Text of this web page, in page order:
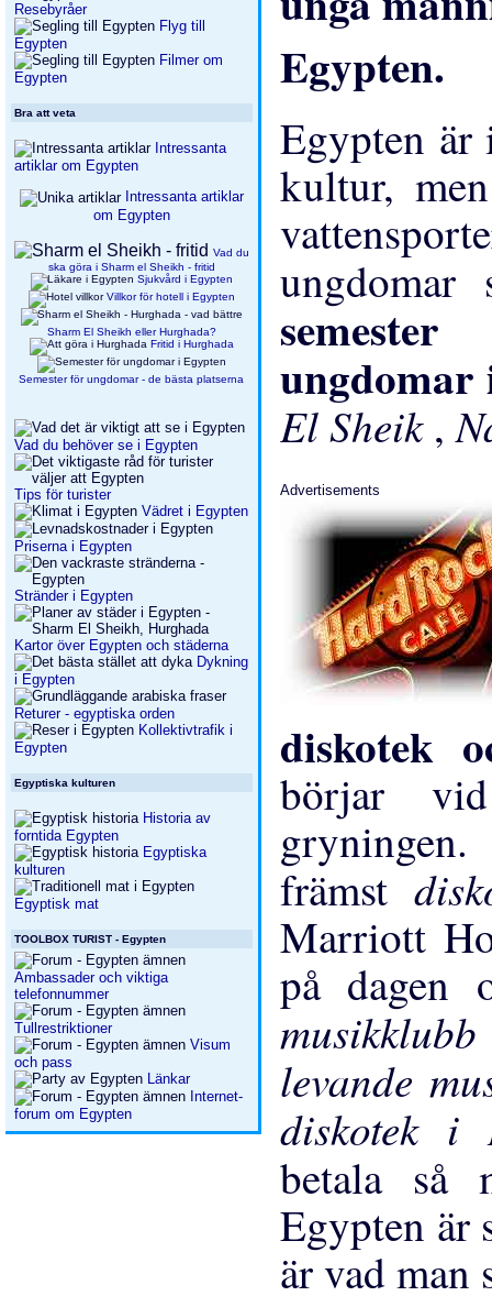
Resebyråer
Flyg till
Egypten
Filmer om
Egypten
Bra att veta
Intressanta
artiklar om Egypten
Intressanta artiklar
om Egypten
Vad du
ska göra i Sharm el Sheikh - fritid
Sjukvård i Egypten
Villkor för hotell i Egypten
Sharm El Sheikh eller Hurghada?
Fritid i Hurghada
Semester för ungdomar - de bästa platserna
Vad du behöver se i Egypten
Tips för turister
Vädret i Egypten
Priserna i Egypten
Stränder i Egypten
Kartor över Egypten och städerna
Dykning
i Egypten
Returer - egyptiska orden
Kollektivtrafik i
Egypten
Egyptiska kulturen
Historia av
forntida Egypten
Egyptiska
kulturen
Egyptisk mat
TOOLBOX TURIST - Egypten
Ambassader och viktiga
telefonnummer
Tullrestriktioner
Visum
och pass
Länkar
Internet-
forum om Egypten
Egypten är
kultur,
El Sheik ,
Advertisements
diskotek
börjar
främst
Marriott
på dagen
levande
diskotek i
betala så
Egypten är
är vad man